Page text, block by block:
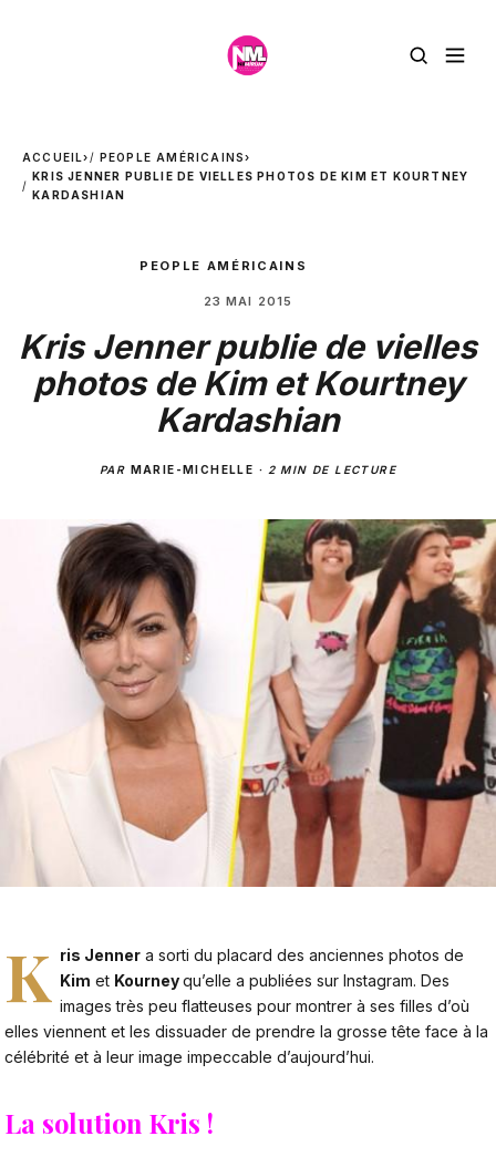
ACCUEIL› PEOPLE AMÉRICAINS›
KRIS JENNER PUBLIE DE VIELLES PHOTOS DE KIM ET KOURTNEY
KARDASHIAN
PEOPLE AMÉRICAINS
23 MAI 2015
Kris Jenner publie de vielles
photos de Kim et Kourtney
Kardashian
PAR MARIE-MICHELLE · 2 MIN DE LECTURE
K ris Jenner a sorti du placard des anciennes photos de
Kim et Kourneyqu’elle a publiées sur Instagram. Des
images très peu flatteuses pour montrer à ses filles d’où
elles viennent et les dissuader de prendre la grosse tête face à la
célébrité et à leur image impeccable d’aujourd’hui.
La solution Kris !